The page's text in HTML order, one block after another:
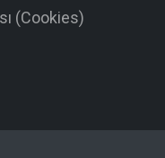
(Cookies)